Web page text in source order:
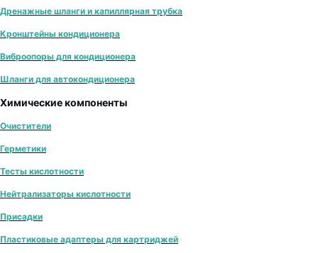
Дренажные шланги и капиллярная трубка
Кронштейны кондиционера
Виброопоры для кондиционера
Шланги для автокондиционера
Химические компоненты
Очистители
Герметики
Тесты кислотности
Нейтрализаторы кислотности
Присадки
Пластиковые адаптеры для картриджей